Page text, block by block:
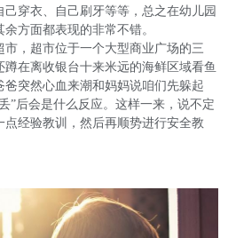
穿衣、自己刷牙等等，总之在幼儿园
方面都表现的非常不错。
，超市位于一个大型商业广场的三
在离收银台十来米远的海鲜区域看鱼
突然心血来潮和妈妈说咱们先躲起
”后会是什么反应。这样一来，说不定
经验教训，然后再顺势进行安全教